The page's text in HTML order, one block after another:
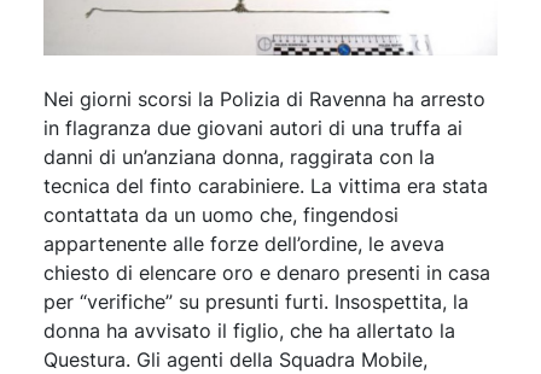
Nei giorni scorsi la Polizia di Ravenna ha arresto
in flagranza due giovani autori di una truffa ai
danni di un’anziana donna, raggirata con la
tecnica del finto carabiniere. La vittima era stata
contattata da un uomo che, fingendosi
appartenente alle forze dell’ordine, le aveva
chiesto di elencare oro e denaro presenti in casa
per “verifiche” su presunti furti. Insospettita, la
donna ha avvisato il figlio, che ha allertato la
Questura. Gli agenti della Squadra Mobile,